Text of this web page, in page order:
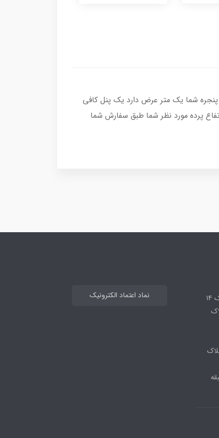
شما یک متر عرض دارد یک پنل کافی
پرده مورد نظر شما طبق سفارش شما
نماد اعتماد الکترونیک